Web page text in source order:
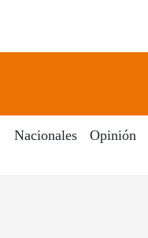
Nacionales Opinión